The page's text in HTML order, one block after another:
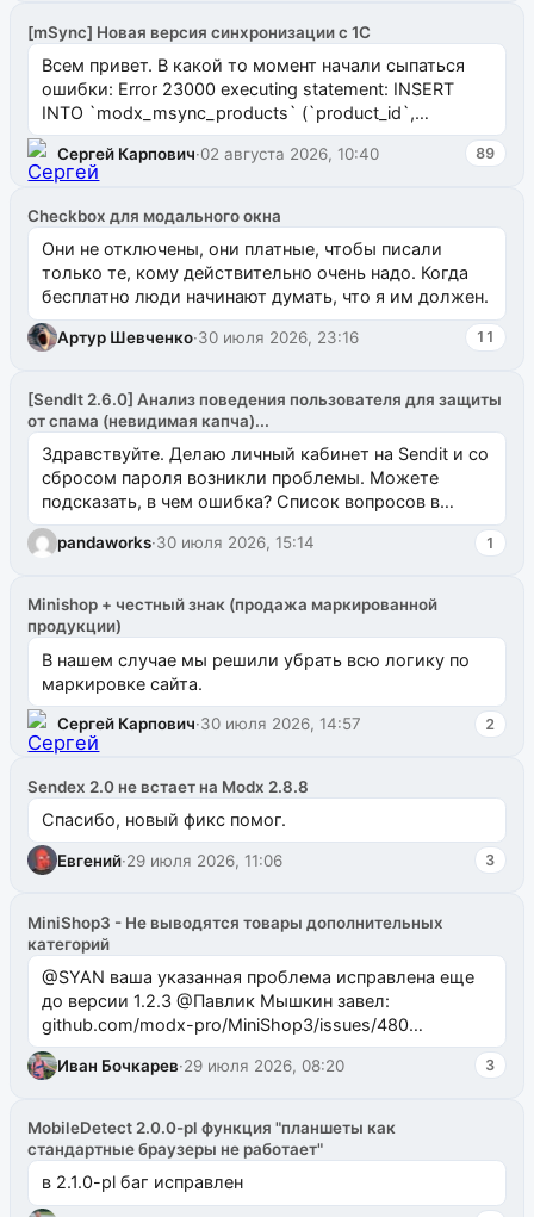
[mSync] Новая версия синхронизации с 1С
Всем привет. В какой то момент начали сыпаться
ошибки: Error 23000 executing statement: INSERT
INTO `modx_msync_products` (`product_id`,
`uuid_1c`) VALUES ...
Сергей Карпович·02 августа 2026, 10:40 89
Checkbox для модального окна
Они не отключены, они платные, чтобы писали
только те, кому действительно очень надо. Когда
бесплатно люди начинают думать, что я им должен.
Артур Шевченко·30 июля 2026, 23:16 11
[SendIt 2.6.0] Анализ поведения пользователя для защиты
от спама (невидимая капча)...
Здравствуйте. Делаю личный кабинет на Sendit и со
сбросом пароля возникли проблемы. Можете
подсказать, в чем ошибка? Список вопросов в
одноименном разделе на modx.pro пока пуст, и,...
pandaworks·30 июля 2026, 15:14 1
Minishop + честный знак (продажа маркированной
продукции)
В нашем случае мы решили убрать всю логику по
маркировке сайта.
Сергей Карпович·30 июля 2026, 14:57 2
Sendex 2.0 не встает на Modx 2.8.8
Спасибо, новый фикс помог.
Евгений·29 июля 2026, 11:06 3
MiniShop3 - Не выводятся товары дополнительных
категорий
@SYAN ваша указанная проблема исправлена еще
до версии 1.2.3 @Павлик Мышкин завел:
github.com/modx-pro/MiniShop3/issues/480
github.com/modx-pro/MiniShop3/issues/481Исправим
в б...
Иван Бочкарев·29 июля 2026, 08:20 3
MobileDetect 2.0.0-pl функция "планшеты как
стандартные браузеры не работает"
в 2.1.0-pl баг исправлен